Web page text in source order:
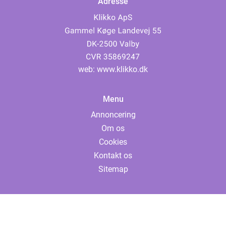
web: www.klikko.dk
Menu
Annoncering
Om os
Cookies
Kontakt os
Sitemap